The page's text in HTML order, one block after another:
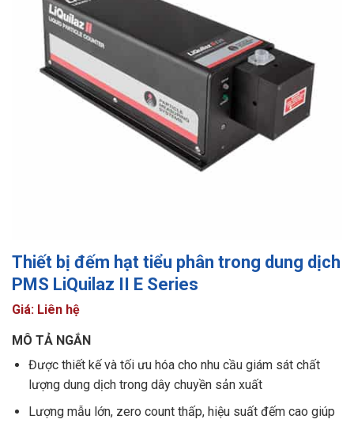
Thiết bị đếm hạt tiểu phân trong dung dịch
PMS LiQuilaz II E Series
Giá: Liên hệ
MÔ TẢ NGẮN
Được thiết kế và tối ưu hóa cho nhu cầu giám sát chất
lượng dung dịch trong dây chuyền sản xuất
Lượng mẫu lớn, zero count thấp, hiệu suất đếm cao giúp